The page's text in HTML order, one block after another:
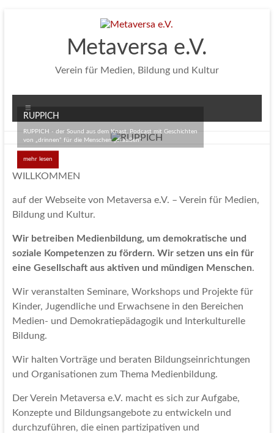
Metaversa e.V.
Verein für Medien, Bildung und Kultur
RUPPICH
RUPPICH - der Sound aus dem Knast. Podcast mit Geschichten
von „drinnen“ für die Menschen „draußen“
mehr lesen
WILLKOMMEN
auf der Webseite von Metaversa e.V. – Verein für Medien,
Bildung und Kultur.
Wir betreiben Medienbildung, um demokratische und
soziale Kompetenzen zu fördern. Wir setzen uns ein für
eine Gesellschaft aus aktiven und mündigen Menschen.
Wir veranstalten Seminare, Workshops und Projekte für
Kinder, Jugendliche und Erwachsene in den Bereichen
Medien- und Demokratiepädagogik und Interkulturelle
Bildung.
Wir halten Vorträge und beraten Bildungseinrichtungen
und Organisationen zum Thema Medienbildung.
Der Verein Metaversa e.V. macht es sich zur Aufgabe,
Konzepte und Bildungsangebote zu entwickeln und
durchzuführen, die einen partizipativen und